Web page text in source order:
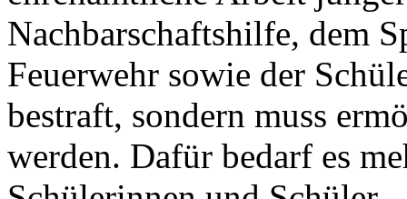
Nachbarschaftshilfe, dem
Feuerwehr sowie der
bestraft, sondern muss
werden. Dafür bedarf es